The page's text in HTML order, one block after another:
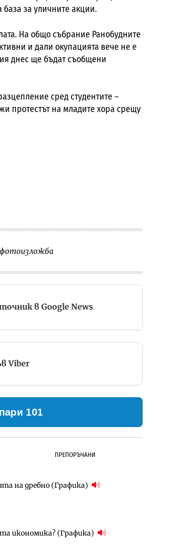
база за уличните акции.
На общо събрание Ранобудните
и дали окупацията вече не е
днес ще бъдат съобщени
сред студентите –
протестът на младите хора срещу
фотоизложба
в Google News
Viber
101
ПРЕПОРЪЧАНИ
на дребно (Графика)
икономика? (Графика)
на трамвайното
паралелно с екологичните
паралелно с екологичните
на Euroapi Italy